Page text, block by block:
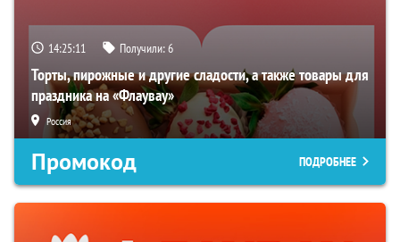
14:25:10 Получили:6
Торты, пирожные и другие сладости, а также товары для
праздника на «Флаувау»
Россия
Промокод ПОДРОБНЕЕ